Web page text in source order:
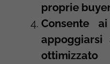
proprie
Consente
appoggiarsi
ottimizzato